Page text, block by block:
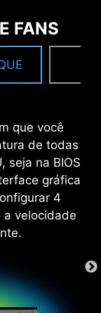
FANS
que você
de todas
seja na BIOS
gráfica
4
velocidade
para
11